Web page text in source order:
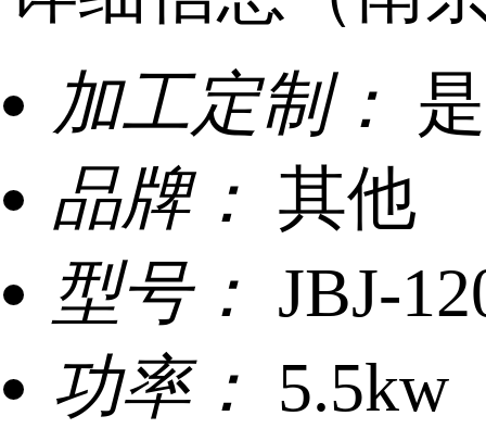
加工定制： 是
品牌： 其他
型号： JBJ-
功率： 5.5kw